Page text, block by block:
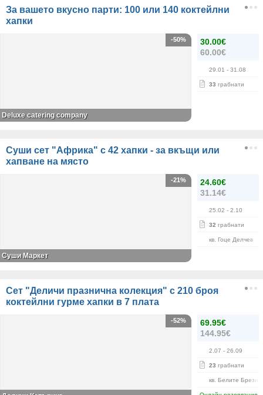
За вашето вкусно парти: 100 или 140 коктейлни
хапки
30.00€
60.00€
29.01 - 31.08
33 грабнати
-50%
Deluxe catering company
Суши сет "Африка" с 42 хапки - за вкъщи или
хапване на място
24.60€
31.14€
25.02 - 2.10
32 грабнати
кв. Гоце Делчев
-21%
Суши Маркет
Сет "Деличи празнична колекция" с 210 броя
коктейлни гурме хапки в 7 плата
69.95€
144.95€
2.07 - 26.09
23 грабнати
кв. Белите Брези
-52%